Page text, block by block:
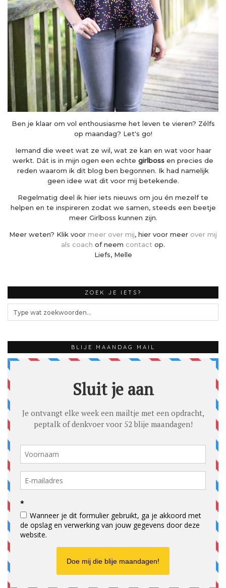
Ben je klaar om vol enthousiasme het leven te vieren? Zélfs
op maandag? Let's go!
Iemand die weet wat ze wil, wat ze kan en wat voor haar
werkt. Dát is in mijn ogen een echte girlboss en precies de
reden waarom ik dit blog ben begonnen. Ik had namelijk
geen idee wat dit voor mij betekende.
Regelmatig deel ik hier iets nieuws om jou én mezelf te
helpen en te inspireren zodat we samen, steeds een beetje
meer Girlboss kunnen zijn.
Meer weten? Klik voor meer over mij, hier voor meer over mij
als coach of neem contact op.
Liefs, Melle
ZOEK JE IETS?
BLIJE MAANDAG MAIL